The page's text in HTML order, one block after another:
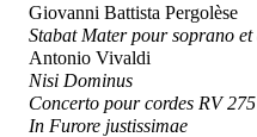
Giovanni Battista Pergolèse
Stabat Mater pour soprano et
Antonio Vivaldi
Nisi Dominus
Concerto pour cordes RV 275
In Furore justissimae